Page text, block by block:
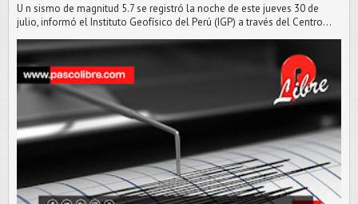
U n sismo de magnitud 5.7 se registró la noche de este jueves 30 de
julio, informó el Instituto Geofísico del Perú (IGP) a través del Centro...